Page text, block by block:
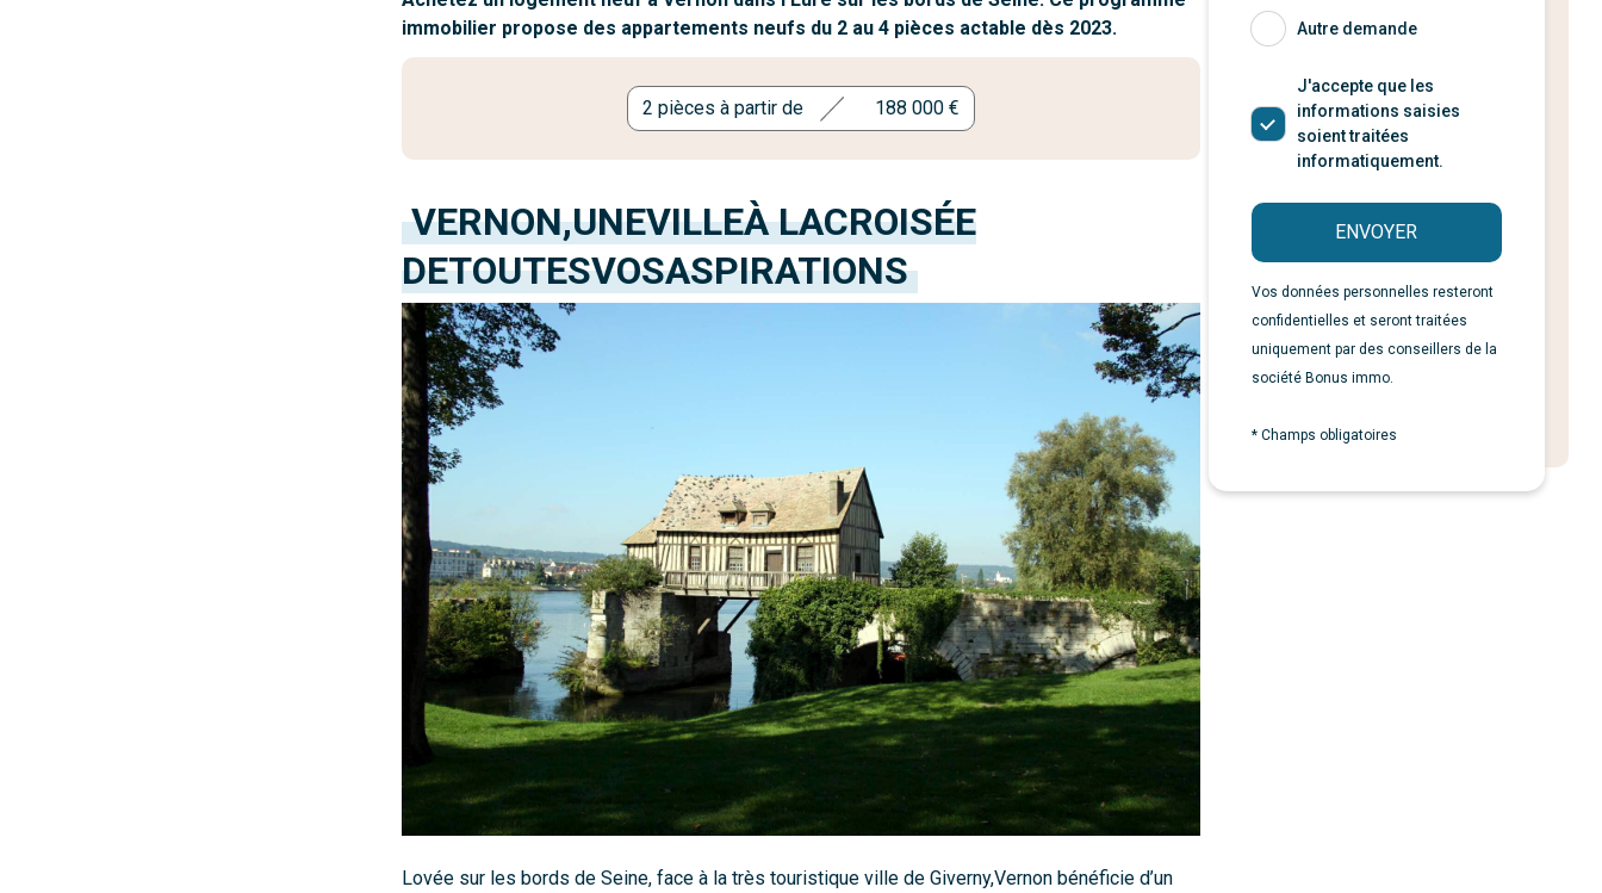
immobilier propose des appartements neufs du 2 au 4 pièces actable dès 2023.
2 pièces à partir de 188 000 €
VERNON,UNEVILLEÀ LACROISÉE
DETOUTESVOSASPIRATIONS
Lovée sur les bords de Seine, face à la très touristique ville de Giverny,Vernon bénéficie d’un
Autre demande
J'accepte que les
informations saisies
soient traitées
informatiquement.
ENVOYER
Vos données personnelles resteront
confidentielles et seront traitées
uniquement par des conseillers de la
société Bonus immo.
* Champs obligatoires